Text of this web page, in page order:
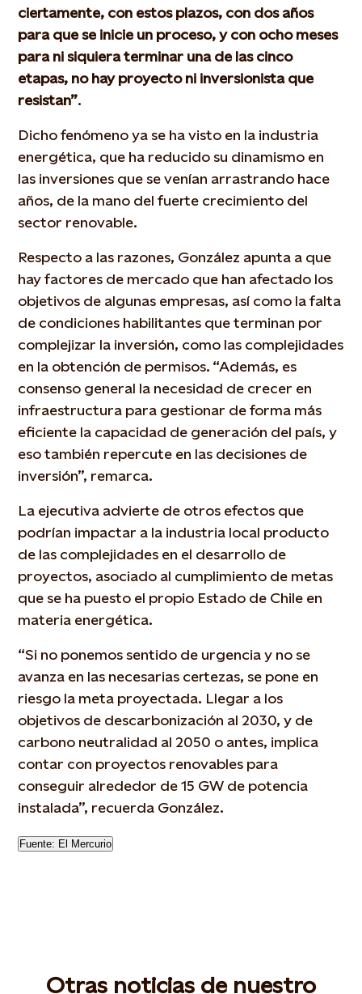
ciertamente, con estos plazos, con dos años
para que se inicie un proceso, y con ocho meses
para ni siquiera terminar una de las cinco
etapas, no hay proyecto ni inversionista que
resistan”.
Dicho fenómeno ya se ha visto en la industria
energética, que ha reducido su dinamismo en
las inversiones que se venían arrastrando hace
años, de la mano del fuerte crecimiento del
sector renovable.
Respecto a las razones, González apunta a que
hay factores de mercado que han afectado los
objetivos de algunas empresas, así como la falta
de condiciones habilitantes que terminan por
complejizar la inversión, como las complejidades
en la obtención de permisos. “Además, es
consenso general la necesidad de crecer en
infraestructura para gestionar de forma más
eficiente la capacidad de generación del país, y
eso también repercute en las decisiones de
inversión”, remarca.
La ejecutiva advierte de otros efectos que
podrían impactar a la industria local producto
de las complejidades en el desarrollo de
proyectos, asociado al cumplimiento de metas
que se ha puesto el propio Estado de Chile en
materia energética.
“Si no ponemos sentido de urgencia y no se
avanza en las necesarias certezas, se pone en
riesgo la meta proyectada. Llegar a los
objetivos de descarbonización al 2030, y de
carbono neutralidad al 2050 o antes, implica
contar con proyectos renovables para
conseguir alrededor de 15 GW de potencia
instalada”, recuerda González.
Fuente: El Mercurio
Otras noticias de nuestro